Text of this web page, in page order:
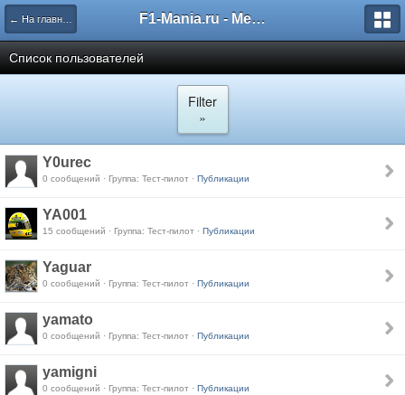
← На главную F1-Mania.ru - Международный чемпионат по симрейсингу
Список пользователей
Filter
»
Y0urec
0 сообщений · Группа: Тест-пилот · Публикации
YA001
15 сообщений · Группа: Тест-пилот · Публикации
Yaguar
0 сообщений · Группа: Тест-пилот · Публикации
yamato
0 сообщений · Группа: Тест-пилот · Публикации
yamigni
0 сообщений · Группа: Тест-пилот · Публикации